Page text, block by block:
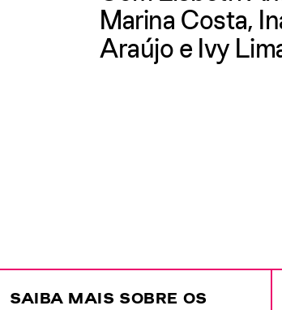
Marina Costa,
Araújo e Ivy
SAIBA MAIS SOBRE OS